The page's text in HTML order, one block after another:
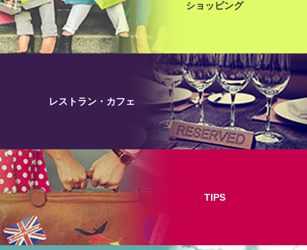
ショッピング
レストラン・カフェ
TIPS